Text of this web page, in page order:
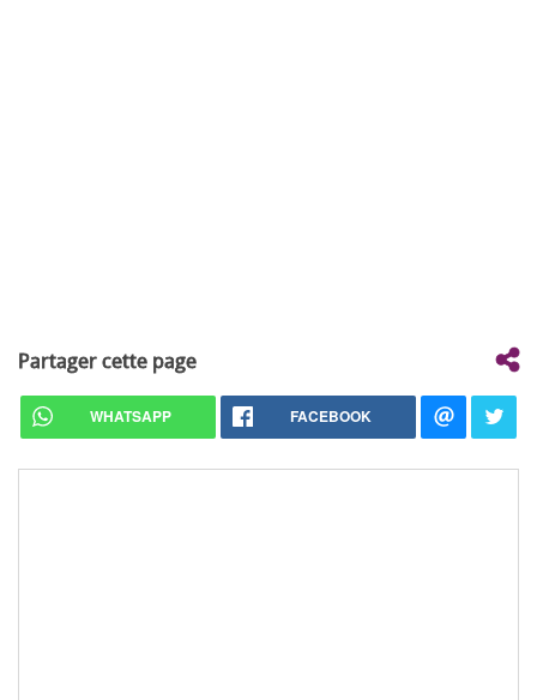
Partager cette page
WHATSAPP FACEBOOK